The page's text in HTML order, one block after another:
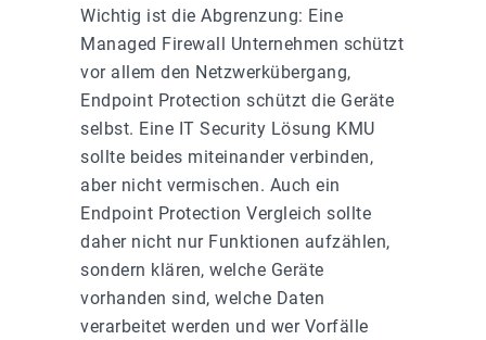
Wichtig ist die Abgrenzung: Eine
Managed Firewall Unternehmen schützt
vor allem den Netzwerkübergang,
Endpoint Protection schützt die Geräte
selbst. Eine IT Security Lösung KMU
sollte beides miteinander verbinden,
aber nicht vermischen. Auch ein
Endpoint Protection Vergleich sollte
daher nicht nur Funktionen aufzählen,
sondern klären, welche Geräte
vorhanden sind, welche Daten
verarbeitet werden und wer Vorfälle